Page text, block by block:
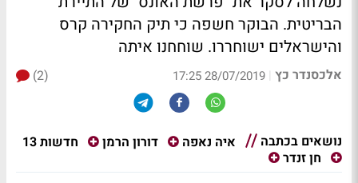
הבריטית. הבוקר חשפה כי תיק החקירה קרס
והישראלים ישוחררו. שוחחנו איתה
אלכסנדר כץ |
28/07/2019 17:25
(2)
נושאים בכתבה איה נאפה דורון הרמן
חדשות 13
חן זנדר